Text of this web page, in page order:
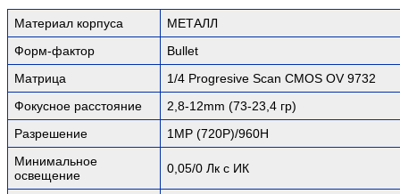
Материал корпуса
МЕТАЛЛ
Форм-фактор
Bullet
Матрица
1/4 Progresive Scan CMOS OV 9732
Фокусное расстояние
2,8-12mm (73-23,4 гр)
Разрешение
1MP (720P)/960H
Минимальное
освещение
0,05/0 Лк с ИК